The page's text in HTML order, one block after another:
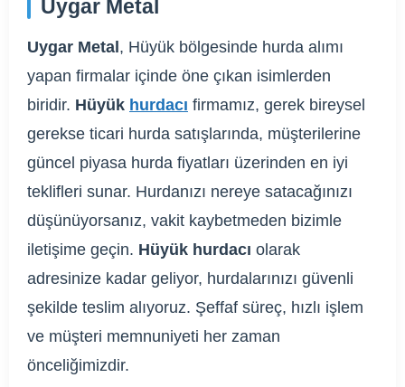
Uygar Metal
Uygar Metal , Hüyük bölgesinde hurda alımı
yapan firmalar içinde öne çıkan isimlerden
biridir. Hüyük hurdacı firmamız, gerek bireysel
gerekse ticari hurda satışlarında, müşterilerine
güncel piyasa hurda fiyatları üzerinden en iyi
teklifleri sunar. Hurdanızı nereye satacağınızı
düşünüyorsanız, vakit kaybetmeden bizimle
iletişime geçin. Hüyük hurdacı olarak
adresinize kadar geliyor, hurdalarınızı güvenli
şekilde teslim alıyoruz. Şeffaf süreç, hızlı işlem
ve müşteri memnuniyeti her zaman
önceliğimizdir.